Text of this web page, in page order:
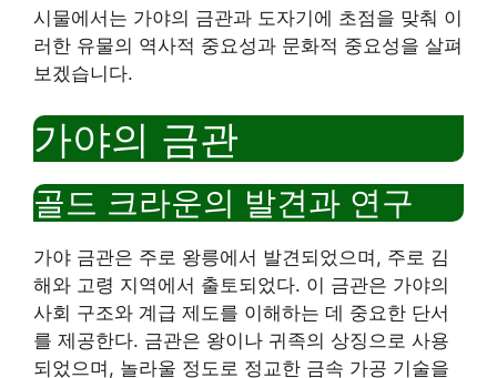
시물에서는 가야의 금관과 도자기에 초점을 맞춰 이
러한 유물의 역사적 중요성과 문화적 중요성을 살펴
보겠습니다.
가야의 금관
골드 크라운의 발견과 연구
가야 금관은 주로 왕릉에서 발견되었으며, 주로 김
해와 고령 지역에서 출토되었다. 이 금관은 가야의
사회 구조와 계급 제도를 이해하는 데 중요한 단서
를 제공한다. 금관은 왕이나 귀족의 상징으로 사용
되었으며, 놀라울 정도로 정교한 금속 가공 기술을